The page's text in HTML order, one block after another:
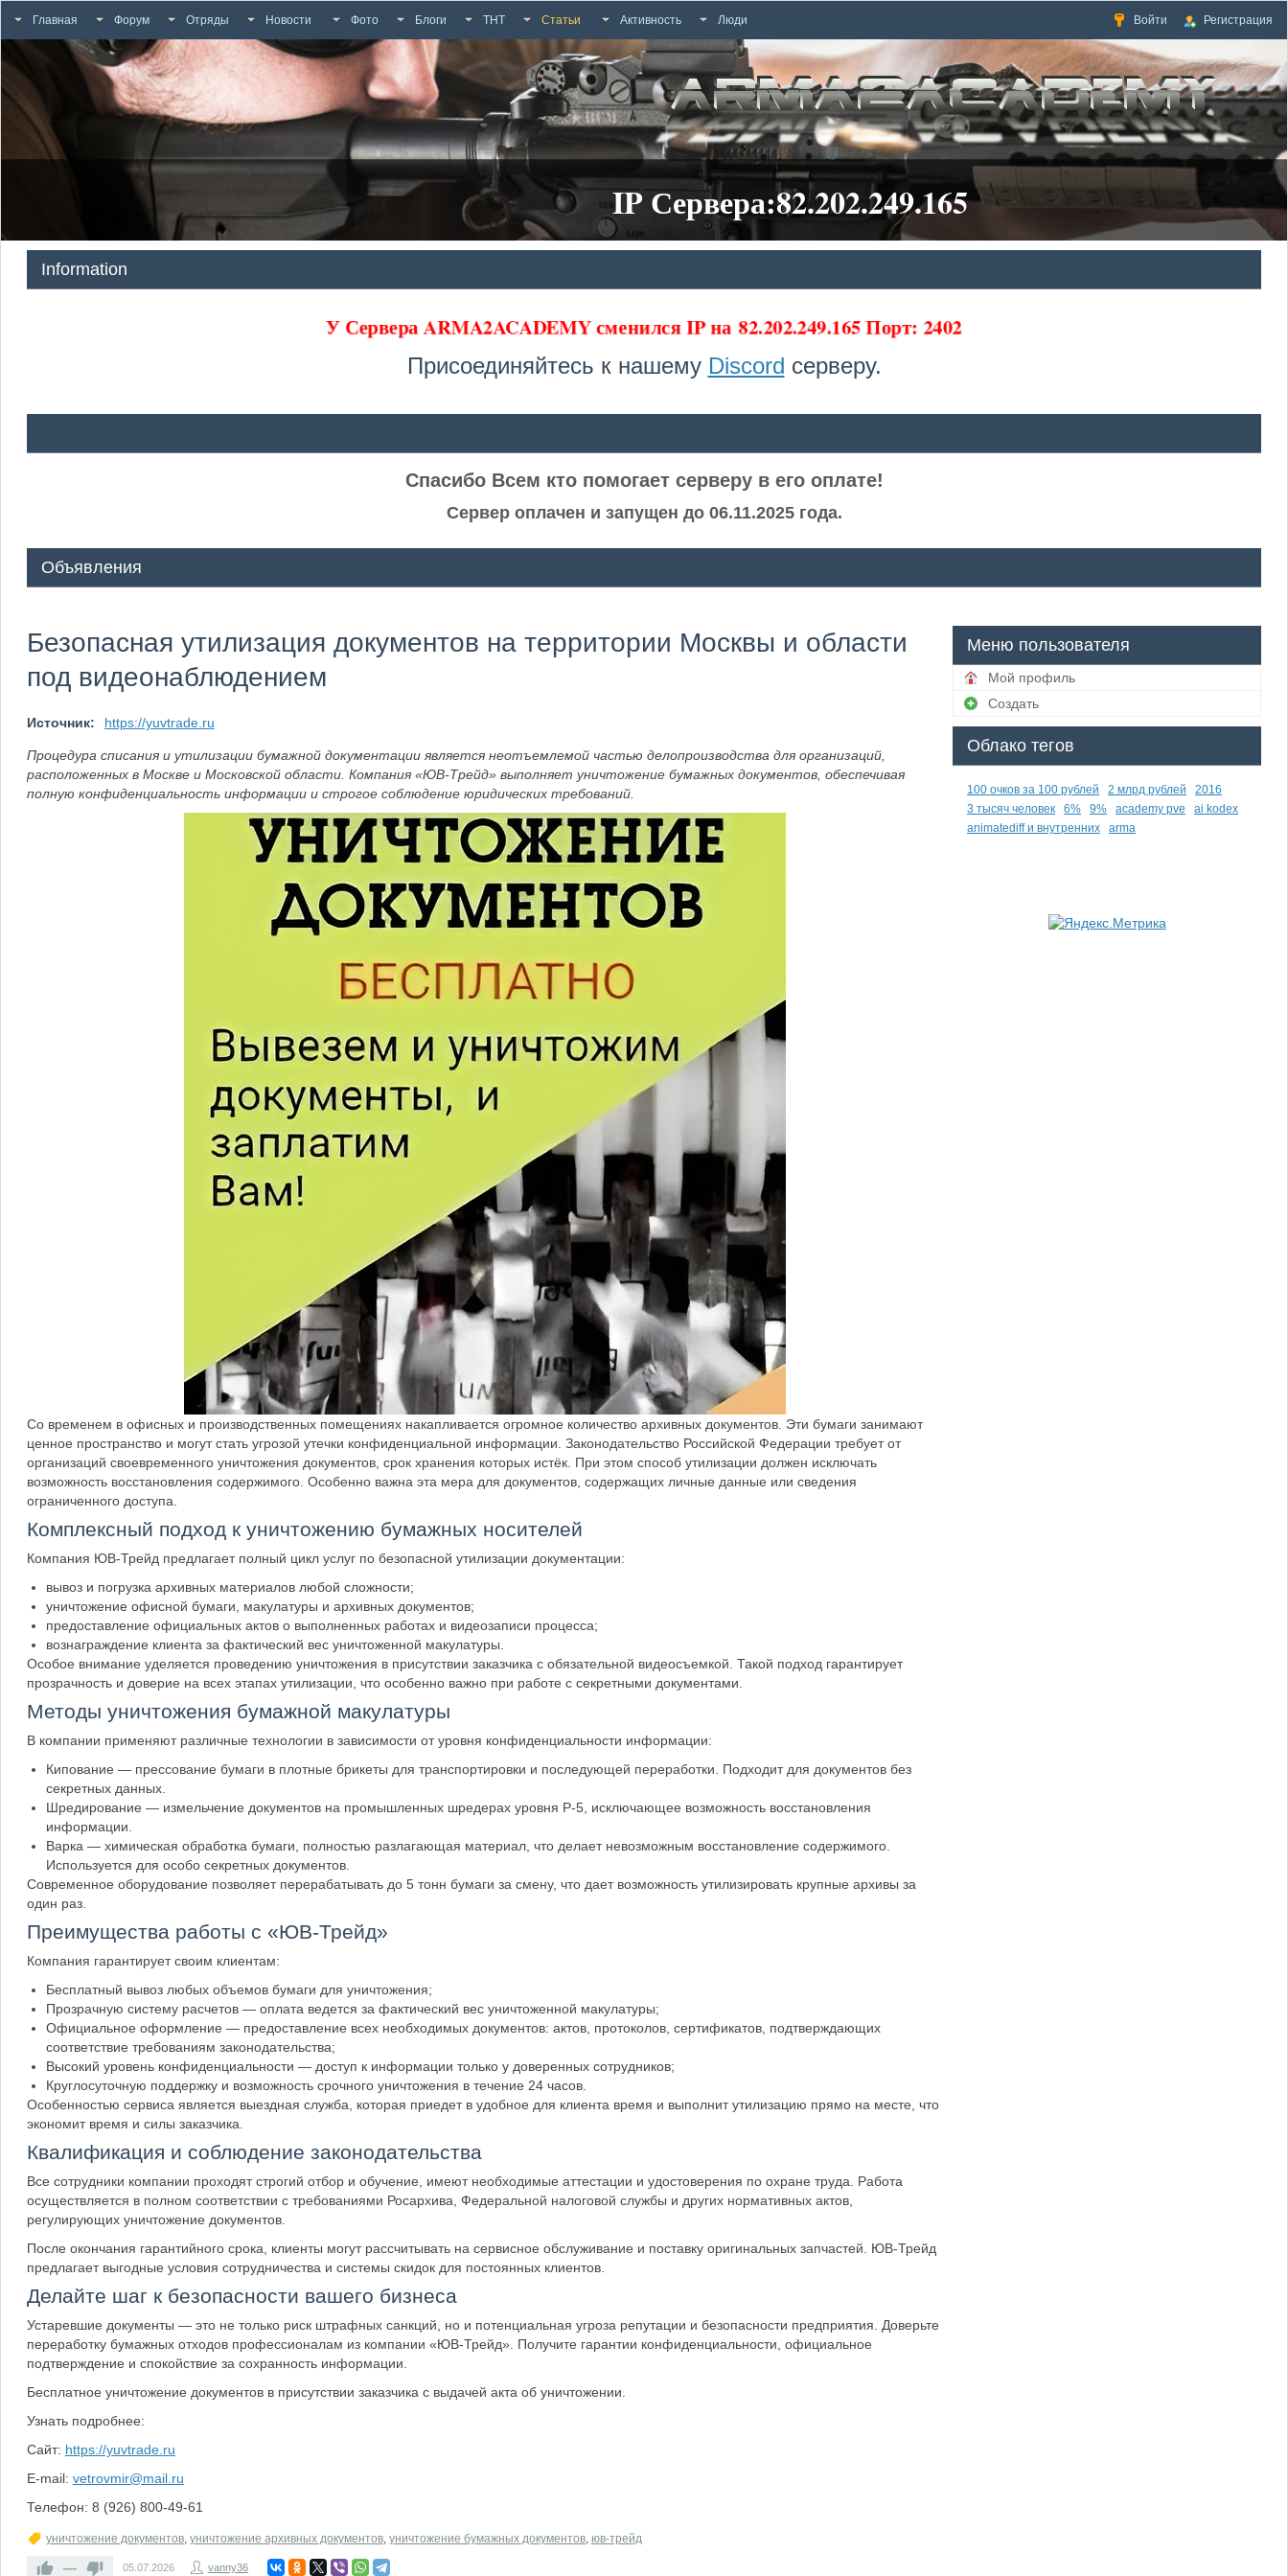
Главная Форум Отряды Новости Фото Блоги ТНТ Статьи Активность Люди Войти Регистрация
IP Сервера:82.202.249.165
Information
У Сервера ARMA2ACADEMY сменился IP на 82.202.249.165 Порт: 2402
Присоединяйтесь к нашему Discord серверу.
Спасибо Всем кто помогает серверу в его оплате!
Сервер оплачен и запущен до 06.11.2025 года.
Объявления
Безопасная утилизация документов на территории Москвы и области
под видеонаблюдением
Источник: https://yuvtrade.ru
Процедура списания и утилизации бумажной документации является неотъемлемой частью делопроизводства для организаций,
расположенных в Москве и Московской области. Компания «ЮВ-Трейд» выполняет уничтожение бумажных документов, обеспечивая
полную конфиденциальность информации и строгое соблюдение юридических требований.
Со временем в офисных и производственных помещениях накапливается огромное количество архивных документов. Эти бумаги занимают
ценное пространство и могут стать угрозой утечки конфиденциальной информации. Законодательство Российской Федерации требует от
организаций своевременного уничтожения документов, срок хранения которых истёк. При этом способ утилизации должен исключать
возможность восстановления содержимого. Особенно важна эта мера для документов, содержащих личные данные или сведения
ограниченного доступа.
Комплексный подход к уничтожению бумажных носителей
Компания ЮВ-Трейд предлагает полный цикл услуг по безопасной утилизации документации:
вывоз и погрузка архивных материалов любой сложности;
уничтожение офисной бумаги, макулатуры и архивных документов;
предоставление официальных актов о выполненных работах и видеозаписи процесса;
вознаграждение клиента за фактический вес уничтоженной макулатуры.
Особое внимание уделяется проведению уничтожения в присутствии заказчика с обязательной видеосъемкой. Такой подход гарантирует
прозрачность и доверие на всех этапах утилизации, что особенно важно при работе с секретными документами.
Методы уничтожения бумажной макулатуры
В компании применяют различные технологии в зависимости от уровня конфиденциальности информации:
Кипование — прессование бумаги в плотные брикеты для транспортировки и последующей переработки. Подходит для документов без
секретных данных.
Шредирование — измельчение документов на промышленных шредерах уровня Р-5, исключающее возможность восстановления
информации.
Варка — химическая обработка бумаги, полностью разлагающая материал, что делает невозможным восстановление содержимого.
Используется для особо секретных документов.
Современное оборудование позволяет перерабатывать до 5 тонн бумаги за смену, что дает возможность утилизировать крупные архивы за
один раз.
Преимущества работы с «ЮВ-Трейд»
Компания гарантирует своим клиентам:
Бесплатный вывоз любых объемов бумаги для уничтожения;
Прозрачную систему расчетов — оплата ведется за фактический вес уничтоженной макулатуры;
Официальное оформление — предоставление всех необходимых документов: актов, протоколов, сертификатов, подтверждающих
соответствие требованиям законодательства;
Высокий уровень конфиденциальности — доступ к информации только у доверенных сотрудников;
Круглосуточную поддержку и возможность срочного уничтожения в течение 24 часов.
Особенностью сервиса является выездная служба, которая приедет в удобное для клиента время и выполнит утилизацию прямо на месте, что
экономит время и силы заказчика.
Квалификация и соблюдение законодательства
Все сотрудники компании проходят строгий отбор и обучение, имеют необходимые аттестации и удостоверения по охране труда. Работа
осуществляется в полном соответствии с требованиями Росархива, Федеральной налоговой службы и других нормативных актов,
регулирующих уничтожение документов.
После окончания гарантийного срока, клиенты могут рассчитывать на сервисное обслуживание и поставку оригинальных запчастей. ЮВ-Трейд
предлагает выгодные условия сотрудничества и системы скидок для постоянных клиентов.
Делайте шаг к безопасности вашего бизнеса
Устаревшие документы — это не только риск штрафных санкций, но и потенциальная угроза репутации и безопасности предприятия. Доверьте
переработку бумажных отходов профессионалам из компании «ЮВ-Трейд». Получите гарантии конфиденциальности, официальное
подтверждение и спокойствие за сохранность информации.
Бесплатное уничтожение документов в присутствии заказчика с выдачей акта об уничтожении.
Узнать подробнее:
Сайт: https://yuvtrade.ru
E-mail: vetrovmir@mail.ru
Телефон: 8 (926) 800-49-61
уничтожение документов, уничтожение архивных документов, уничтожение бумажных документов, юв-трейд
— 05.07.2026 vanny36
Меню пользователя
Мой профиль
Создать
Облако тегов
100 очков за 100 рублей 2 млрд рублей
2016
3 тысяч человек
6% 9% academy pve
ai kodex
animatediff и внутренних
arma